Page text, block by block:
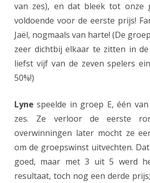
g
n
t
i
m
a
van zes), en dat bleek tot onze
voldoende voor de eerste prijs!
Jaël, nogmaals van harte! (De
zeer dichtbij elkaar te zitten in
liefst vijf van de zeven spelers
50%!)
Lyne speelde in groep E, één
zes. Ze verloor de eerste
overwinningen later mocht ze
om de groepswinst uitvechten.
goed, maar met 3 uit 5 werd
resultaat, toch nog een derde